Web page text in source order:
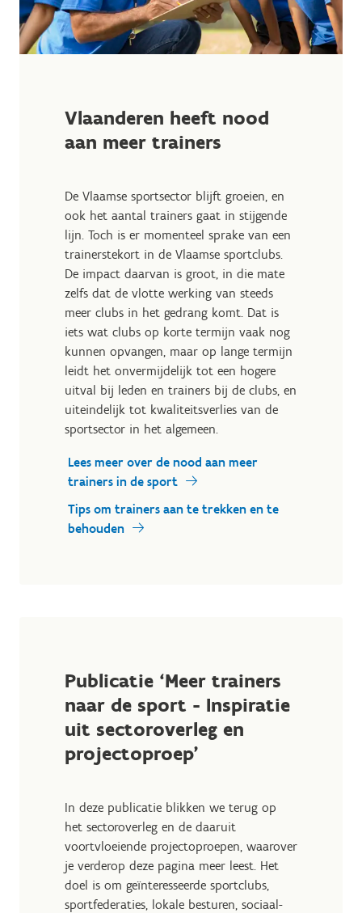
Vlaanderen heeft nood
aan meer trainers
De Vlaamse sportsector blijft groeien, en
ook het aantal trainers gaat in stijgende
lijn. Toch is er momenteel sprake van een
trainerstekort in de Vlaamse sportclubs.
De impact daarvan is groot, in die mate
zelfs dat de vlotte werking van steeds
meer clubs in het gedrang komt. Dat is
iets wat clubs op korte termijn vaak nog
kunnen opvangen, maar op lange termijn
leidt het onvermijdelijk tot een hogere
uitval bij leden en trainers bij de clubs, en
uiteindelijk tot kwaliteitsverlies van de
sportsector in het algemeen.
Lees meer over de nood aan meer
trainers in de sport
Tips om trainers aan te trekken en te
behouden
Publicatie ‘Meer trainers
naar de sport - Inspiratie
uit sectoroverleg en
projectoproep'
In deze publicatie blikken we terug op
het sectoroverleg en de daaruit
voortvloeiende projectoproepen, waarover
je verderop deze pagina meer leest. Het
doel is om geïnteresseerde sportclubs,
sportfederaties, lokale besturen, sociaal-